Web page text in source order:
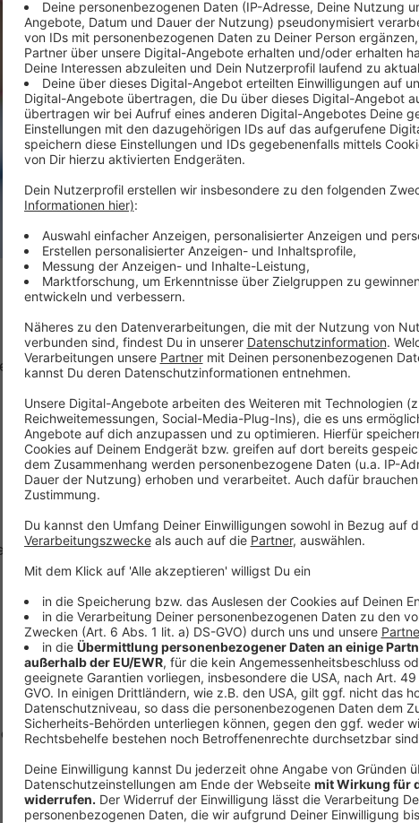
Atemtechnik, die wir alle anwenden können, um diesem
die Luft anhalten und 8 Sekunden ausatmen. Eine Übung,
kann.
andere Gedanken zu kommen ist die sogenannte